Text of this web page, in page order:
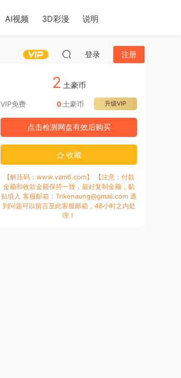
AI视频 3D彩漫 说明
登录 注册
2 土豪币
VIP免费 升级VIP
0 土豪币
点击检测网盘有效后购买
收藏
【解压码：www.vam6.com】 【注意：付款
金额和收款金额保持一致，最好复制金额，黏
贴填入 客服邮箱：Trikenaung@gmail.com 遇
到问题可以留言至此客服邮箱，48小时之内处
理！